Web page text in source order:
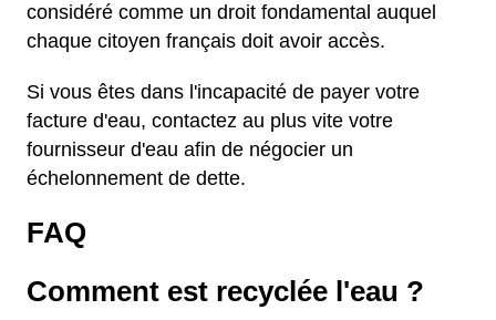
considéré comme un droit fondamental auquel
chaque citoyen français doit avoir accès.
Si vous êtes dans l'incapacité de payer votre
facture d'eau, contactez au plus vite votre
fournisseur d'eau afin de négocier un
échelonnement de dette.
FAQ
Comment est recyclée l'eau ?